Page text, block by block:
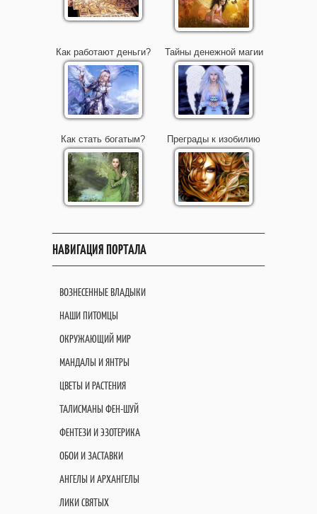
Как работают деньги? Тайны денежной магии
Как стать богатым? Преграды к изобилию
НАВИГАЦИЯ ПОРТАЛА
ВОЗНЕСЕННЫЕ ВЛАДЫКИ
НАШИ ПИТОМЦЫ
ОКРУЖАЮЩИЙ МИР
МАНДАЛЫ И ЯНТРЫ
ЦВЕТЫ И РАСТЕНИЯ
ТАЛИСМАНЫ ФЕН-ШУЙ
ФЕНТЕЗИ И ЭЗОТЕРИКА
ОБОИ И ЗАСТАВКИ
АНГЕЛЫ И АРХАНГЕЛЫ
ЛИКИ СВЯТЫХ